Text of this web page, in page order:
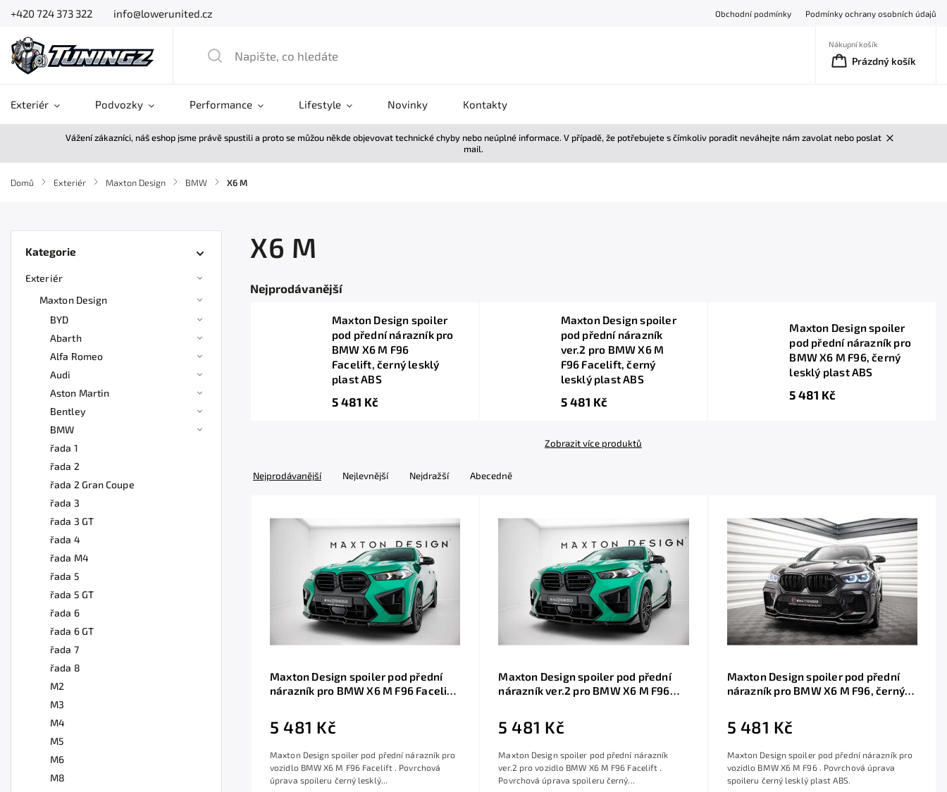
+420 724 373 322 info@lowerunited.cz Obchodní podmínky Podmínky ochrany osobních údajů
Nákupní košík
Prázdný košík
Exteriér Podvozky Performance Lifestyle Novinky Kontakty
Vážení zákazníci, náš eshop jsme právě spustili a proto se můžou někde objevovat technické chyby nebo neúplné informace. V případě, že potřebujete s čímkoliv poradit neváhejte nám zavolat nebo poslat
mail.
Domů / Exteriér / Maxton Design / BMW / X6 M
Kategorie
Exteriér
Maxton Design
BYD
Abarth
Alfa Romeo
Audi
Aston Martin
Bentley
BMW
řada 1
řada 2
řada 2 Gran Coupe
řada 3
řada 3 GT
řada 4
řada M4
řada 5
řada 5 GT
řada 6
řada 6 GT
řada 7
řada 8
M2
M3
M4
M5
M6
M8
X6 M
Nejprodávanější
Maxton Design spoiler
pod přední nárazník pro
BMW X6 M F96
Facelift, černý lesklý
plast ABS
5 481 Kč
Maxton Design spoiler
pod přední nárazník
ver.2 pro BMW X6 M
F96 Facelift, černý
lesklý plast ABS
5 481 Kč
Maxton Design spoiler
pod přední nárazník pro
BMW X6 M F96, černý
lesklý plast ABS
5 481 Kč
Zobrazit více produktů
Nejprodávanější Nejlevnější Nejdražší Abecedně
Maxton Design spoiler pod přední
nárazník pro BMW X6 M F96 Facelift,
5 481 Kč
Maxton Design spoiler pod přední nárazník pro
vozidlo BMW X6 M F96 Facelift . Povrchová
úprava spoileru černý lesklý...
Maxton Design spoiler pod přední
nárazník ver.2 pro BMW X6 M F96
5 481 Kč
Maxton Design spoiler pod přední nárazník
ver.2 pro vozidlo BMW X6 M F96 Facelift .
Povrchová úprava spoileru černý...
Maxton Design spoiler pod přední
nárazník pro BMW X6 M F96, černý
5 481 Kč
Maxton Design spoiler pod přední nárazník pro
vozidlo BMW X6 M F96 . Povrchová úprava
spoileru černý lesklý plast ABS.